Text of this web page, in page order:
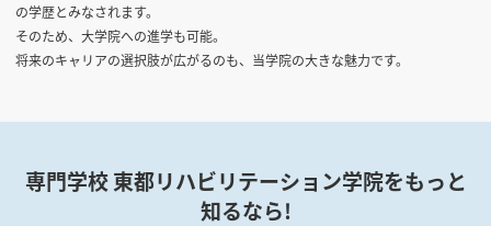
の学歴とみなされます。
そのため、大学院への進学も可能。
将来のキャリアの選択肢が広がるのも、当学院の大きな魅力です。
専門学校 東都リハビリテーション学院をもっと
知るなら!